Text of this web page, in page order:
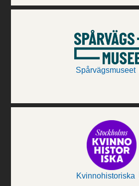
Spårvägsmuseet
Kvinnohistoriska